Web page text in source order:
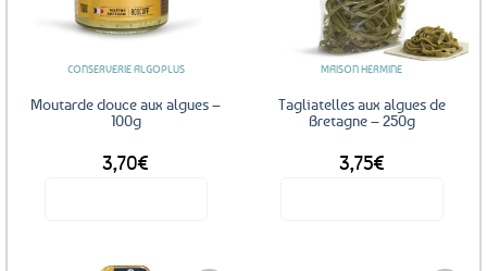
CONSERVERIE ALGOPLUS
Moutarde douce aux algues –
100g
3,70€
MAISON HERMINE
Tagliatelles aux algues de
Bretagne – 250g
3,75€